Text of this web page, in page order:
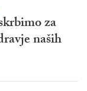
za
naših